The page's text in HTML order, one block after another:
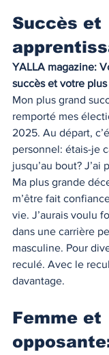
Succès et
YALLA magazine:
succès et votre
Mon plus grand
remporté mes
2025. Au départ,
personnel: étais-je
jusqu’au bout? J’ai
Ma plus grande
m’être fait
vie. J’aurais voulu
dans une carrière
masculine. Pour
reculé. Avec le
davantage.
Femme et